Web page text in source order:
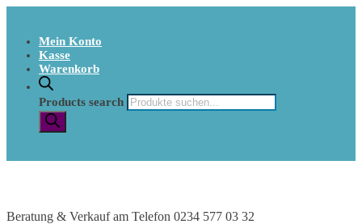
Mein Konto
Kasse
Warenkorb
Products search
Beratung & Verkauf am Telefon 0234 577 03 32